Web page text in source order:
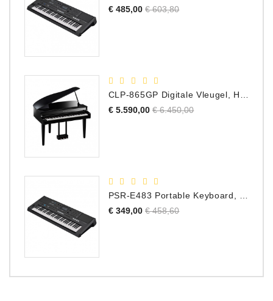
€ 485,00 Normale
€ 603,80Prijs
€ 5.590,00 Normale
€ 6.450,00Prijs
€ 349,00 Normale
€ 458,60Prijs